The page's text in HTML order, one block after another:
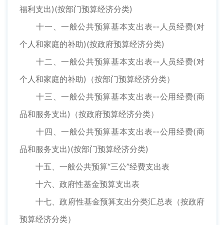
福利支出)(按部门预算经济分类)
十一、一般公共预算基本支出表--人员经费(对
个人和家庭的补助)(按政府预算经济分类)
十二、一般公共预算基本支出表--人员经费(对
个人和家庭的补助)（按部门预算经济分类）
十三、一般公共预算基本支出表--公用经费(商
品和服务支出)（按政府预算经济分类）
十四、一般公共预算基本支出表--公用经费(商
品和服务支出)(按部门预算经济分类)
十五、一般公共预算“三公”经费支出表
十六、政府性基金预算支出表
十七、政府性基金预算支出分类汇总表（按政府
预算经济分类）